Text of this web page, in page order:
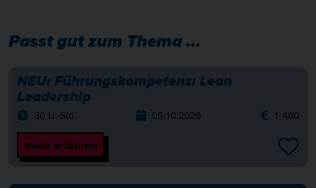
Passt gut zum Thema ...
NEU: Führungskompetenz: Lean
Leadership
30 U.-Std. 05.10.2026 1 480
mehr erfahren